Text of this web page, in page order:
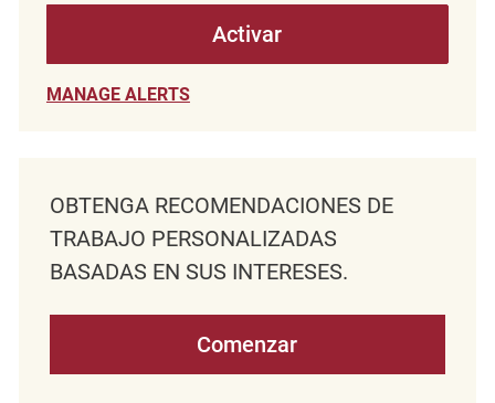
Activar
MANAGE ALERTS
OBTENGA RECOMENDACIONES DE
TRABAJO PERSONALIZADAS
BASADAS EN SUS INTERESES.
Comenzar